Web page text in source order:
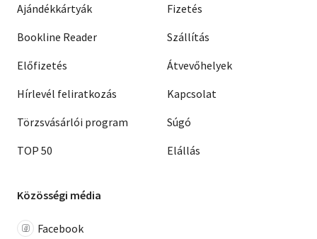
Ajándékkártyák
Bookline Reader
Előfizetés
Hírlevél feliratkozás
Törzsvásárlói program
TOP 50
Fizetés
Szállítás
Átvevőhelyek
Kapcsolat
Súgó
Elállás
Közösségi média
Facebook